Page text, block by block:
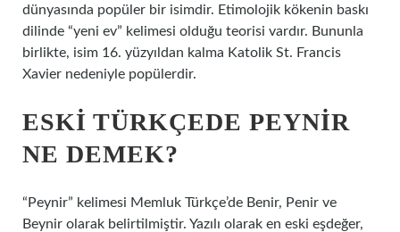
dünyasında popüler bir isimdir. Etimolojik kökenin baskı
dilinde “yeni ev” kelimesi olduğu teorisi vardır. Bununla
birlikte, isim 16. yüzyıldan kalma Katolik St. Francis
Xavier nedeniyle popülerdir.
ESKI TÜRKÇEDE PEYNIR
NE DEMEK?
“Peynir” kelimesi Memluk Türkçe’de Benir, Penir ve
Beynir olarak belirtilmiştir. Yazılı olarak en eski eşdeğer,